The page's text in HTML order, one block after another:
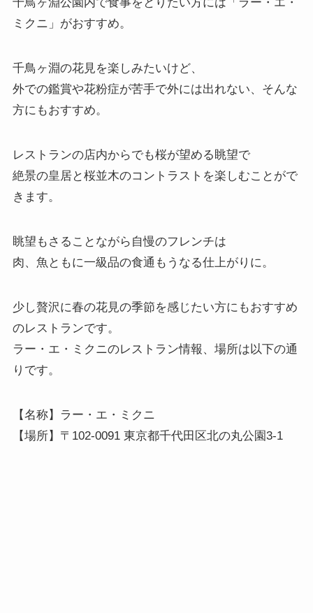
ミクニ 」がおすすめ。
千鳥ヶ淵の花見を楽しみたいけど、
外での鑑賞や花粉症が苦手で外には出れない、そんな
方にもおすすめ。
レストランの店内からでも桜が望める眺望で
絶景の皇居と桜並木のコントラストを楽しむことがで
きます。
眺望もさることながら自慢のフレンチは
肉、魚ともに一級品の食通もうなる仕上がりに。
少し贅沢に春の花見の季節を感じたい方にもおすすめ
のレストランです。
ラー・エ・ミクニのレストラン情報、場所は以下の通
りです。
【名称】ラー・エ・ミクニ
【場所】〒102-0091 東京都千代田区北の丸公園3-1